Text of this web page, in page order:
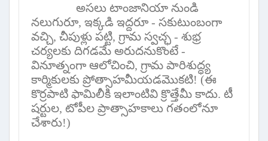
అసలు టాంజానియా నుండి
నలుగురూ, ఇక్కడి ఇద్దరూ - సకుటుంబంగా
వచ్చి, చీపుళ్లు పట్టి, గ్రామ స్వచ్ఛ - శుభ్ర
చర్యలకు దిగడమే అరుదనుకొంటే -
వినూత్నంగా ఆలోచించి, గ్రామ పారిశుద్ధ్య
కార్మికులకు ప్రోత్సాహమీయడమొకటి! (ఈ
కొర్రపాటి ఫామిలీకి ఇలాంటివి క్రొత్తేమీ కాదు. టీ
షర్టుల, టోపీల ప్రాత్సాహకాలు గతంలోనూ
చేశారు!)